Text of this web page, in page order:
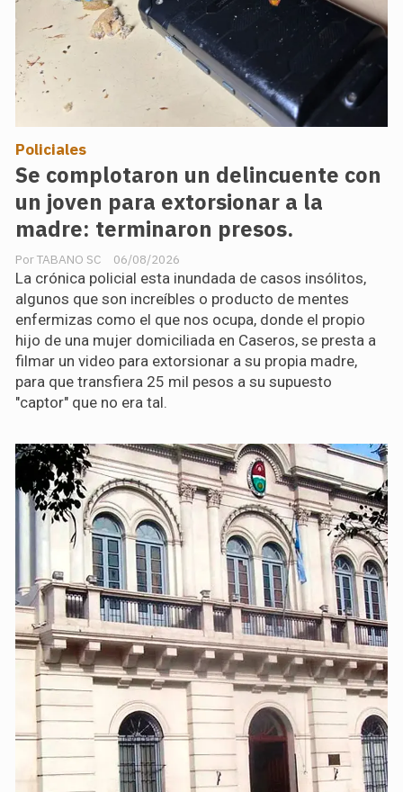
Se complotaron un delincuente con
un joven para extorsionar a la
madre: terminaron presos.
TABANO SC
Policiales
06/08/2026
La crónica policial esta inundada de casos insólitos,
algunos que son increíbles o producto de mentes
enfermizas como el que nos ocupa, donde el propio
hijo de una mujer domiciliada en Caseros, se presta a
filmar un video para extorsionar a su propia madre,
para que transfiera 25 mil pesos a su supuesto
"captor" que no era tal.